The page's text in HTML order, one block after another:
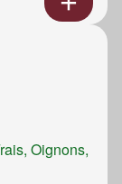
Oignons,